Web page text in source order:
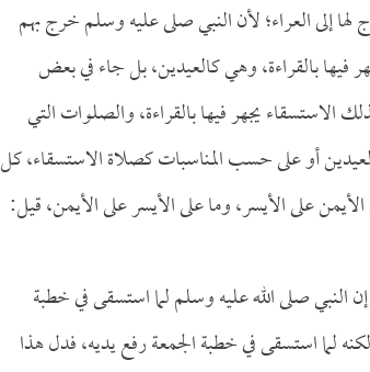
إلى العراء؛ لأن النبي صلى عليه وسلم خرج بهم
فيها بالقراءة، وهي كالعيدين، بل جاء في بعض
الاستسقاء يجهر فيها بالقراءة، والصلوات التي
أو على حسب المناسبات كصلاة الاستسقاء، كل
على الأيسر، وما على الأيسر على الأيمن، قيل:
النبي صلى الله عليه وسلم لما استسقى في خطبة
لما استسقى في خطبة الجمعة رفع يديه، فدل هذا